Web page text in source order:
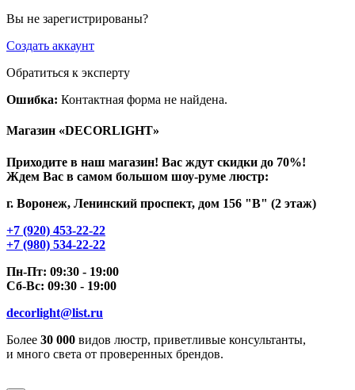
Вы не зарегистрированы?
Создать аккаунт
Обратиться к эксперту
Ошибка: Контактная форма не найдена.
Магазин «DECORLIGHT»
Приходите в наш магазин! Вас ждут скидки до 70%!
Ждем Вас в самом большом шоу-руме люстр:
г. Воронеж, Ленинский проспект, дом 156 "В" (2 этаж)
+7 (920) 453-22-22
+7 (980) 534-22-22
Пн-Пт: 09:30 - 19:00
Сб-Вс: 09:30 - 19:00
decorlight@list.ru
Более 30 000 видов люстр, приветливые консультанты,
и много света от проверенных брендов.